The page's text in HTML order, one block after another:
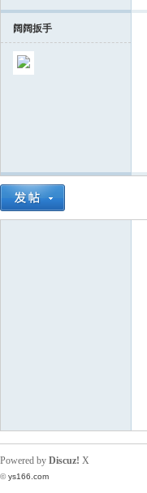
阔阔扳手
Powered by Discuz! X
©ys166.com